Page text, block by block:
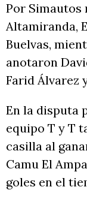
Por Simautos
Altamiranda,
Buelvas,
anotaron
Farid Álvarez
En la disputa
equipo T y T
casilla al
Camu El
goles en el